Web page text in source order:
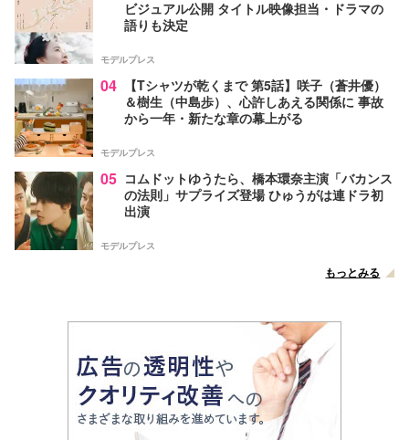
ビジュアル公開 タイトル映像担当・ドラマの
語りも決定
モデルプレス
04
【Tシャツが乾くまで 第5話】咲子（蒼井優）
＆樹生（中島歩）、心許しあえる関係に 事故
から一年・新たな章の幕上がる
モデルプレス
05 コムドットゆうたら、橋本環奈主演「バカンス
の法則」サプライズ登場 ひゅうがは連ドラ初
出演
モデルプレス
もっとみる